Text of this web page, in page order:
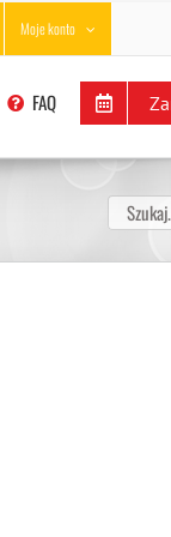
Moje konto
FAQ
Szukaj